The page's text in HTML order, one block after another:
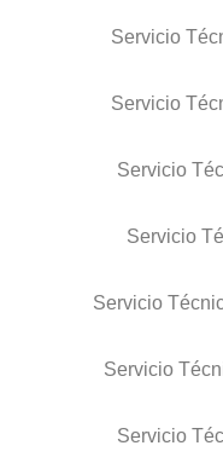
Servicio
Servicio
Servicio
Servicio
Servicio
Servicio
Servicio